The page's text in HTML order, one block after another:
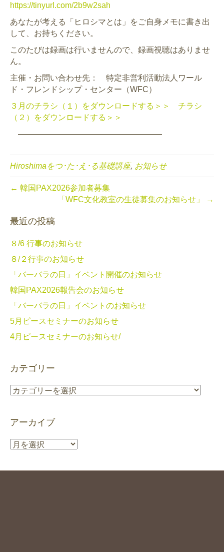
https://tinyurl.com/2b9w2sah
あなたが考える「ヒロシマとは」をご自身メモに書き出
して、お持ちください。
このたびは録画は行いませんので、録画視聴はありませ
ん。
主催・お問い合わせ先： 特定非営利活動法人ワール
ド・フレンドシップ・センター（WFC）
３月のチラシ（１）をダウンロードする＞＞
チラシ
（２）をダウンロードする＞＞
――――――――――――――――――
Hiroshimaをつ･た･え･る基礎講座, お知らせ
← 韓国PAX2026参加者募集
「WFC文化教室の生徒募集のお知らせ」 →
最近の投稿
８/6 行事のお知らせ
８/２行事のお知らせ
「バーバラの日」イベント開催のお知らせ
韓国PAX2026報告会のお知らせ
「バーバラの日」イベントのお知らせ
5月ピースセミナーのお知らせ
4月ピースセミナーのお知らせ/
カテゴリー
カ
リ
アーカイブ
ア